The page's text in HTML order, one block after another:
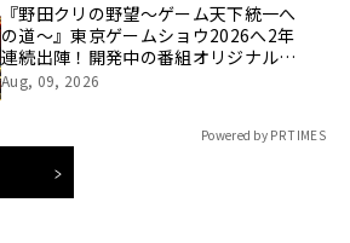
『野田クリの野望～ゲーム天下統一へ
の道～』東京ゲームショウ2026へ2年
連続出陣！開発中の番組オリジナルゲ
ームを世界最速体験！失敗したら即
Aug, 09, 2026
Powered by PR TIMES